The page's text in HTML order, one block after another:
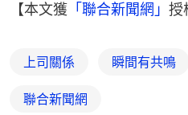
【本文獲 「聯合新聞網」 授
上司關係 瞬間有共鳴
聯合新聞網